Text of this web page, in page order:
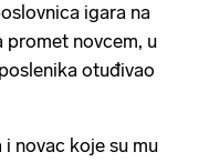
igara na
promet novcem, u
otuđivao
novac koje su mu